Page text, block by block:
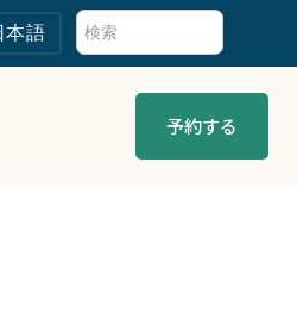
本語
予約する